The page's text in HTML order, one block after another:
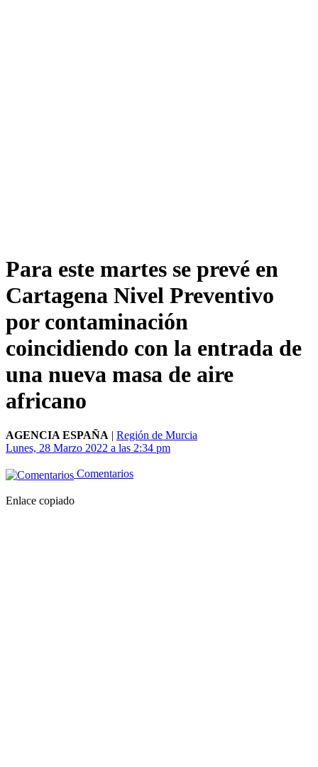
Para este martes se prevé en
Cartagena Nivel Preventivo
por contaminación
coincidiendo con la entrada de
una nueva masa de aire
africano
AGENCIA ESPAÑA | Región de Murcia
Lunes, 28 Marzo 2022 a las 2:34 pm
Comentarios
Enlace copiado